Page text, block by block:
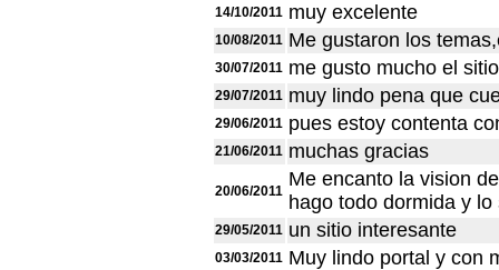
14/10/2011 muy excelente
10/08/2011 Me gustaron los
30/07/2011 me gusto mucho el
29/07/2011 muy lindo pena que
29/06/2011 pues estoy contenta
21/06/2011 muchas gracias
20/06/2011
Me encanto la vision
hago todo dormida y lo
29/05/2011 un sitio interesante
03/03/2011 Muy lindo portal y con